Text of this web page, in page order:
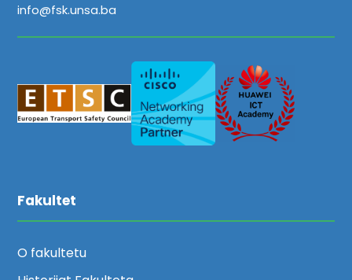
info@fsk.unsa.ba
Fakultet
O fakultetu